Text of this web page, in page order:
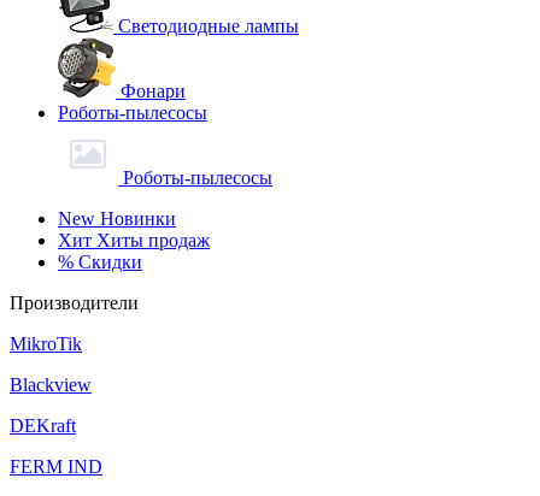
Светодиодные лампы
Фонари
Роботы-пылесосы
Роботы-пылесосы
New Новинки
Хит Хиты продаж
% Скидки
Производители
MikroTik
Blackview
DEKraft
FERM IND